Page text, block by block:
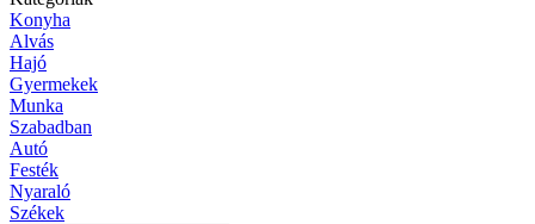
Konyha
Alvás
Hajó
Gyermekek
Munka
Szabadban
Autó
Festék
Nyaraló
Székek